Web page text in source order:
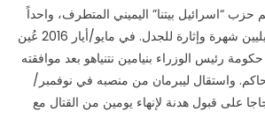
حزب “اسرائيل بيتنا” اليميني المتطرف، واحداً
من أكثر الساسة الاسرائيليين شهرة وإثارة للجدل. في مايو/أيار 2016 عُين
رئيس الوزراء بنيامين نتنياهو بعد موافقته
واستقال ليبرمان من منصبه في نوفمبر/
2018، احتجاجا على قبول هدنة لإنهاء يومين من القتال مع